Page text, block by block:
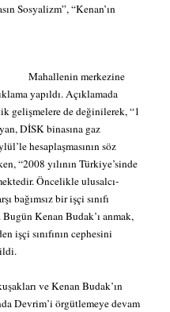
Sosyalizm”, “Kenan’ın
Mahallenin merkezine
yapıldı. Açıklamada
gelişmelere de değinilerek, “1
DİSK binasına gaz
hesaplaşmasının söz
“2008 yılının Türkiye’sinde
Öncelikle ulusalcı-
bağımsız bir işçi sınıfı
Kenan Budak’ı anmak,
işçi sınıfının cephesini
ve Kenan Budak’ın
Devrim’i örgütlemeye devam